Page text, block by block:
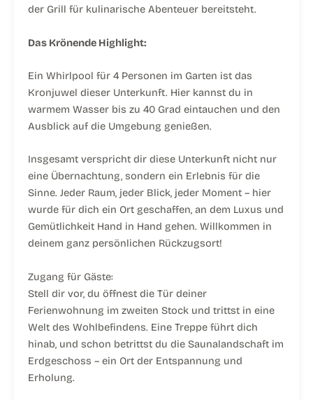
der Grill für kulinarische Abenteuer bereitsteht.
Das Krönende Highlight:
Ein Whirlpool für 4 Personen im Garten ist das
Kronjuwel dieser Unterkunft. Hier kannst du in
warmem Wasser bis zu 40 Grad eintauchen und den
Ausblick auf die Umgebung genießen.
Insgesamt verspricht dir diese Unterkunft nicht nur
eine Übernachtung, sondern ein Erlebnis für die
Sinne. Jeder Raum, jeder Blick, jeder Moment – hier
wurde für dich ein Ort geschaffen, an dem Luxus und
Gemütlichkeit Hand in Hand gehen. Willkommen in
deinem ganz persönlichen Rückzugsort!
Zugang für Gäste:
Stell dir vor, du öffnest die Tür deiner
Ferienwohnung im zweiten Stock und trittst in eine
Welt des Wohlbefindens. Eine Treppe führt dich
hinab, und schon betrittst du die Saunalandschaft im
Erdgeschoss – ein Ort der Entspannung und
Erholung.